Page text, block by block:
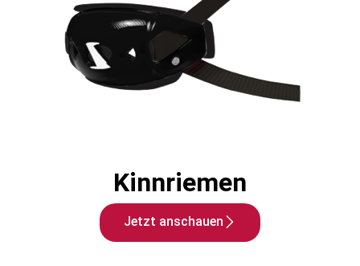
Kinnriemen
Jetzt anschauen